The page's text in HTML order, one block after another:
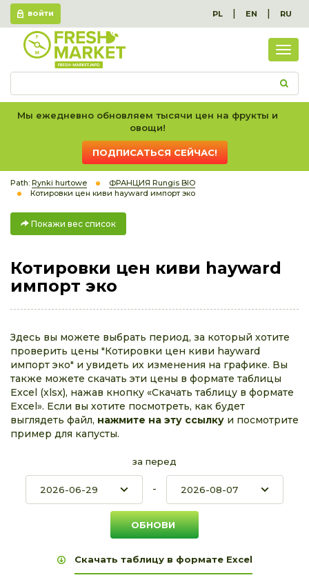
ВОЙТИ PL | EN | RU
вес
Мы ежедневно обновляем тысячи цен на фрукты и
овощи!
ПОДПИСАТЬСЯ СЕЙЧАС!
Path: Rynki hurtowe
ФРАНЦИЯ Rungis BIO
Котировки цен киви hayward импорт эко
Покажи вес список
Котировки цен киви hayward
импорт эко
Здесь вы можете выбрать период, за который хотите
проверить цены "Котировки цен киви hayward
импорт эко" и увидеть их изменения на графике. Вы
также можете скачать эти цены в формате таблицы
Excel (xlsx), нажав кнопку «Скачать таблицу в формате
Excel». Если вы хотите посмотреть, как будет
выглядеть файл, нажмите на эту ссылку и посмотрите
пример для капусты.
за перед
-
Скачать таблицу в формате Excel